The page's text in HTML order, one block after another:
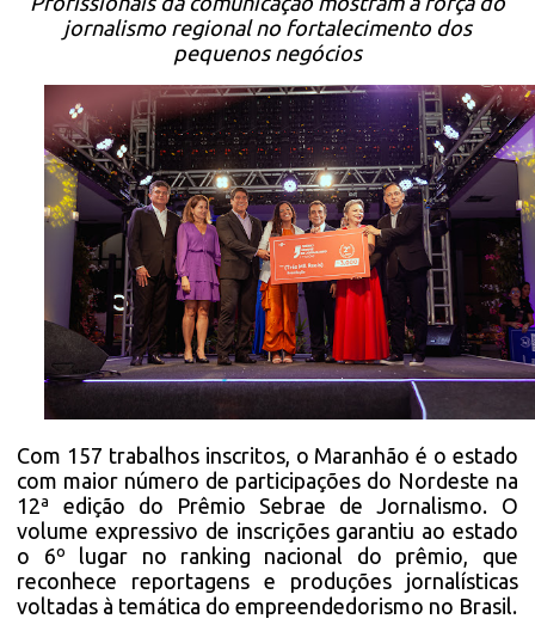
jornalismo regional no fortalecimento dos
pequenos negócios
Com 157 trabalhos inscritos, o Maranhão é o estado
com maior número de participações do Nordeste na
12ª edição do Prêmio Sebrae de Jornalismo. O
volume expressivo de inscrições garantiu ao estado
o 6º lugar no ranking nacional do prêmio, que
reconhece reportagens e produções jornalísticas
voltadas à temática do empreendedorismo no Brasil.